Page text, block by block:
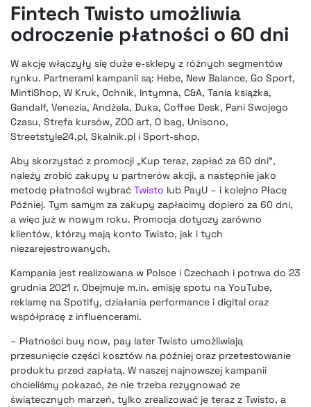
Fintech Twisto umożliwia
odroczenie płatności o 60 dni
W akcję włączyły się duże e-sklepy z różnych segmentów
rynku. Partnerami kampanii są: Hebe, New Balance, Go Sport,
MintiShop, W Kruk, Ochnik, Intymna, C&A, Tania książka,
Gandalf, Venezia, Andżela, Duka, Coffee Desk, Pani Swojego
Czasu, Strefa kursów, ZOO art, O bag, Unisono,
Streetstyle24.pl, Skalnik.pl i Sport-shop.
Aby skorzystać z promocji „Kup teraz, zapłać za 60 dni”,
należy zrobić zakupy u partnerów akcji, a następnie jako
metodę płatności wybrać Twisto lub PayU – i kolejno Płacę
Później. Tym samym za zakupy zapłacimy dopiero za 60 dni,
a więc już w nowym roku. Promocja dotyczy zarówno
klientów, którzy mają konto Twisto, jak i tych
niezarejestrowanych.
Kampania jest realizowana w Polsce i Czechach i potrwa do 23
grudnia 2021 r. Obejmuje m.in. emisję spotu na YouTube,
reklamę na Spotify, działania performance i digital oraz
współpracę z influencerami.
– Płatności buy now, pay later Twisto umożliwiają
przesunięcie części kosztów na później oraz przetestowanie
produktu przed zapłatą. W naszej najnowszej kampanii
chcieliśmy pokazać, że nie trzeba rezygnować ze
świątecznych marzeń, tylko zrealizować je teraz z Twisto, a